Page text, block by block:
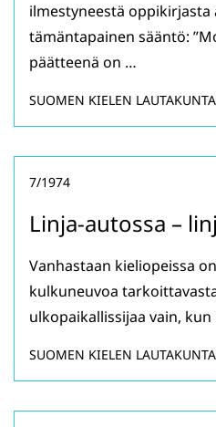
ilmestyneestä oppikirjasta
tämäntapainen sääntö:
päätteenä on …
SUOMEN KIELEN LAUTAKUNTA
Linja-autossa –
7/1974
Vanhastaan kieliopeissa
kulkuneuvoa
ulkopaikallissijaa vain,
SUOMEN KIELEN LAUTAKUNTA